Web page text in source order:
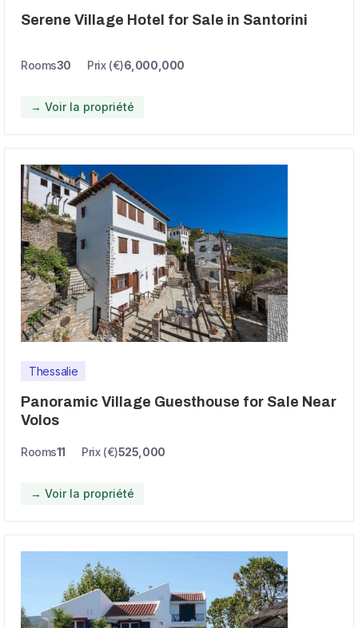
Serene Village Hotel for Sale in Santorini
Rooms30 Prix (€)6,000,000
→ Voir la propriété
Thessalie
Panoramic Village Guesthouse for Sale Near
Volos
Rooms11 Prix (€)525,000
→ Voir la propriété